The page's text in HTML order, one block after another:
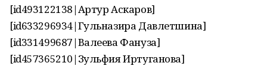
[id493122138|Артур Аскаров]
[id633296934|Гульназира Давлетшина]
[id331499687|Валеева Фануза]
[id457365210|Зульфия Иртуганова]